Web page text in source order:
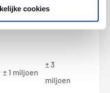
cookies
± 1 miljoen
± 3
miljoen